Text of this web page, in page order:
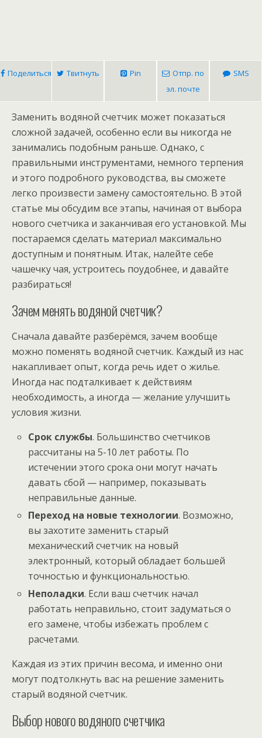
Поделиться Твитнуть Pin
Отпр. по
эл. почте
SMS
Заменить водяной счетчик может показаться
сложной задачей, особенно если вы никогда не
занимались подобным раньше. Однако, с
правильными инструментами, немного терпения
и этого подробного руководства, вы сможете
легко произвести замену самостоятельно. В этой
статье мы обсудим все этапы, начиная от выбора
нового счетчика и заканчивая его установкой. Мы
постараемся сделать материал максимально
доступным и понятным. Итак, налейте себе
чашечку чая, устроитесь поудобнее, и давайте
разбираться!
Зачем менять водяной счетчик?
Сначала давайте разберёмся, зачем вообще
можно поменять водяной счетчик. Каждый из нас
накапливает опыт, когда речь идет о жилье.
Иногда нас подталкивает к действиям
необходимость, а иногда — желание улучшить
условия жизни.
Срок службы. Большинство счетчиков
рассчитаны на 5-10 лет работы. По
истечении этого срока они могут начать
давать сбой — например, показывать
неправильные данные.
Переход на новые технологии. Возможно,
вы захотите заменить старый
механический счетчик на новый
электронный, который обладает большей
точностью и функциональностью.
Неполадки. Если ваш счетчик начал
работать неправильно, стоит задуматься о
его замене, чтобы избежать проблем с
расчетами.
Каждая из этих причин весома, и именно они
могут подтолкнуть вас на решение заменить
старый водяной счетчик.
Выбор нового водяного счетчика